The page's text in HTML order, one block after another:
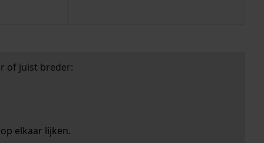
of juist breder:
elkaar lijken.